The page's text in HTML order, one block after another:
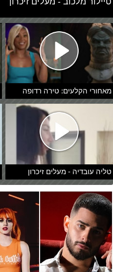
מאחורי הקלעים: טירה רדופה
טליה עובדיה - מעלים זיכרון